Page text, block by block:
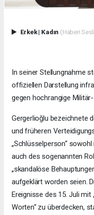
Erkek| Kadın (Haberi
In seiner Stellungnahme
offiziellen Darstellung
gegen hochrangige
Gergerlioğlu bezeichnete
und früheren
„Schlüsselperson“
auch des sogenannten
„skandalöse
aufgeklärt worden seien.
Ereignisse des 15. Juli mit
Worten“ zu überdecken,